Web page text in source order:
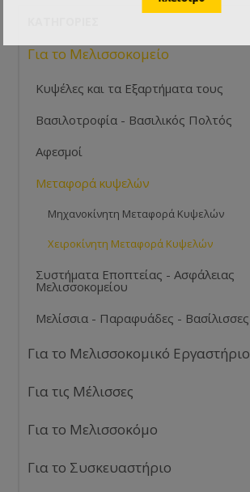
Για το Μελισσοκομείο
Κυψέλες και τα Εξαρτήματα τους
Βασιλοτροφία - Βασιλικός Πολτός
Αφεσμοί
Μεταφορά κυψελών
Μηχανοκίνητη Μεταφορά Κυψελών
Χειροκίνητη Μεταφορά Κυψελών
Συστήματα Εποπτείας - Ασφάλειας
Μελισσοκομείου
Μελίσσια - Παραφυάδες - Βασίλισσες
Για το Μελισσοκομικό Εργαστήριο
Για τις Μέλισσες
Για το Μελισσοκόμο
Για το Συσκευαστήριο